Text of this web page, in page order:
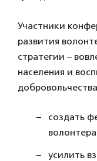
Участники
развития
стратегии –
населения и
создать
усилить